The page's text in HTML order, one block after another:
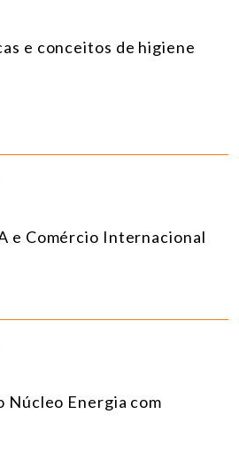
e conceitos de higiene
e Comércio Internacional
Núcleo Energia com